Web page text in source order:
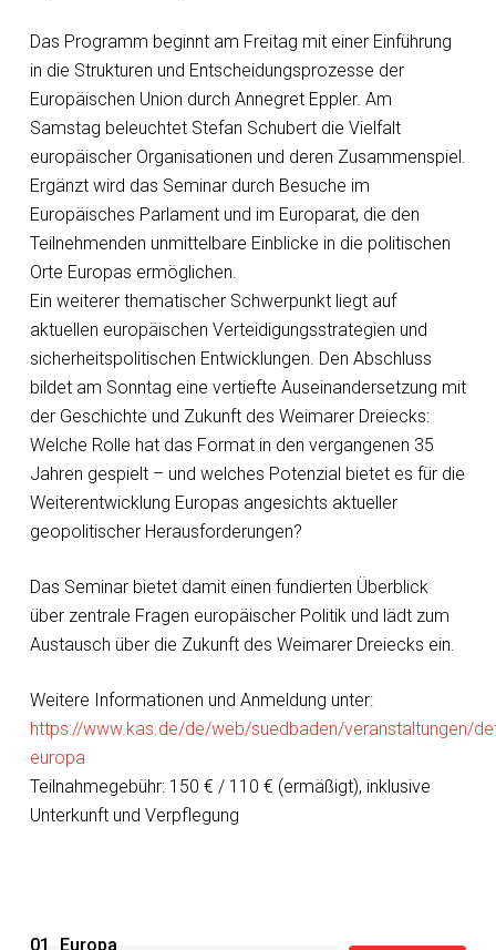
Das Programm beginnt am Freitag mit einer Einführung
in die Strukturen und Entscheidungsprozesse der
Europäischen Union durch Annegret Eppler. Am
Samstag beleuchtet Stefan Schubert die Vielfalt
europäischer Organisationen und deren Zusammenspiel.
Ergänzt wird das Seminar durch Besuche im
Europäisches Parlament und im Europarat, die den
Teilnehmenden unmittelbare Einblicke in die politischen
Orte Europas ermöglichen.
Ein weiterer thematischer Schwerpunkt liegt auf
aktuellen europäischen Verteidigungsstrategien und
sicherheitspolitischen Entwicklungen. Den Abschluss
bildet am Sonntag eine vertiefte Auseinandersetzung mit
der Geschichte und Zukunft des Weimarer Dreiecks:
Welche Rolle hat das Format in den vergangenen 35
Jahren gespielt – und welches Potenzial bietet es für die
Weiterentwicklung Europas angesichts aktueller
geopolitischer Herausforderungen?
Das Seminar bietet damit einen fundierten Überblick
über zentrale Fragen europäischer Politik und lädt zum
Austausch über die Zukunft des Weimarer Dreiecks ein.
Weitere Informationen und Anmeldung unter:
https://www.kas.de/de/web/suedbaden/veranstaltungen/
europa
Teilnahmegebühr: 150 € / 110 € (ermäßigt), inklusive
Unterkunft und Verpflegung
01_Europa